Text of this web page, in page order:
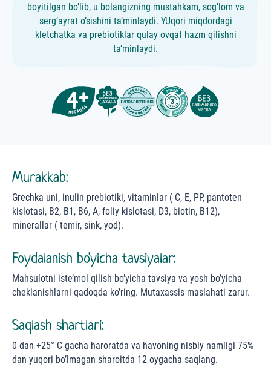
boyitilgan bo’lib, u bolangizning mustahkam, sog’lom va
serg’ayrat o’sishini ta’minlaydi. YUqori miqdordagi
kletchatka va prebiotiklar qulay ovqat hazm qilishni
ta’minlaydi.
Murakkab:
Grechka uni, inulin prebiotiki, vitaminlar ( C, E, PP, pantoten
kislotasi, B2, B1, B6, A, foliy kislotasi, D3, biotin, B12),
minerallar ( temir, sink, yod).
Foydalanish bo'yicha tavsiyalar:
Mahsulotni iste’mol qilish bo’yicha tavsiya va yosh bo’yicha
cheklanishlarni qadoqda ko’ring. Mutaxassis maslahati zarur.
Saqlash shartlari:
0 dan +25° С gacha haroratda va havoning nisbiy namligi 75%
dan yuqori bo’lmagan sharoitda 12 oygacha saqlang.